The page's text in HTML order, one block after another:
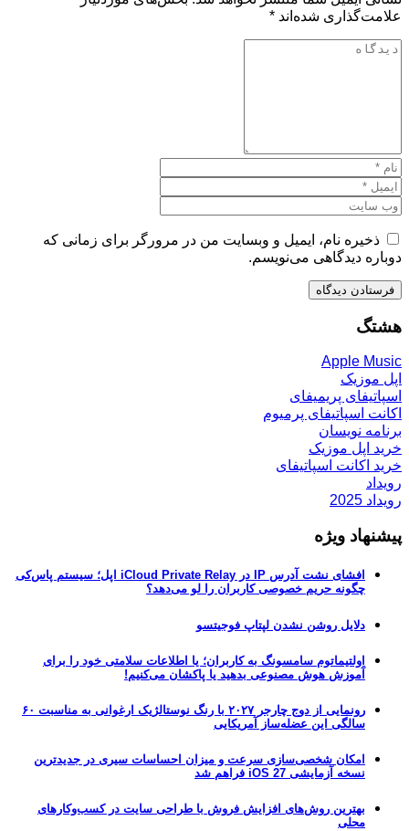
علامت‌گذاری شده‌اند *
ذخیره نام، ایمیل و وبسایت من در مرورگر برای زمانی که
دوباره دیدگاهی می‌نویسم.
هشتگ
Apple Music
اپل موزیک
اسپاتیفای پریمیفای
اکانت اسپاتیفای پرمیوم
برنامه نویسان
خرید اپل موزیک
خرید اکانت اسپاتیفای
رویداد
رویداد 2025
پیشنهاد ویژه
افشای نشت آدرس IP در iCloud Private Relay اپل؛ سیستم پاس‌کی
چگونه حریم خصوصی کاربران را لو می‌دهد؟
دلایل روشن نشدن لپتاپ فوجیتسو
اولتیماتوم سامسونگ به کاربران؛ یا اطلاعات سلامتی خود را برای
آموزش هوش مصنوعی بدهید یا پاکشان می‌کنیم!
رونمایی از دوج چارجر ۲۰۲۷ با رنگ نوستالژیک ارغوانی به مناسبت ۶۰
سالگی این عضله‌ساز آمریکایی
امکان شخصی‌سازی سرعت و میزان احساسات سیری در جدیدترین
نسخه آزمایشی iOS 27 فراهم شد
بهترین روش‌های افزایش فروش با طراحی سایت در کسب‌وکارهای
محلی